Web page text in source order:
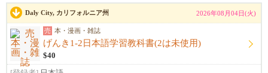
Daly City, カリフォルニア州 2026年08月04日(火)
売 本・漫画・雑誌
げんき1-2日本語学習教科書(2は未使用)
$40